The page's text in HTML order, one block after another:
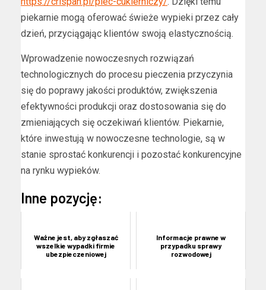
piekarnie mogą oferować świeże wypieki przez cały
dzień, przyciągając klientów swoją elastycznością.
Wprowadzenie nowoczesnych rozwiązań
technologicznych do procesu pieczenia przyczynia
się do poprawy jakości produktów, zwiększenia
efektywności produkcji oraz dostosowania się do
zmieniających się oczekiwań klientów. Piekarnie,
które inwestują w nowoczesne technologie, są w
stanie sprostać konkurencji i pozostać konkurencyjne
na rynku wypieków.
Inne pozycję:
Ważne jest, aby zgłaszać
wszelkie wypadki firmie
ubezpieczeniowej
Informacje prawne w
przypadku sprawy
rozwodowej